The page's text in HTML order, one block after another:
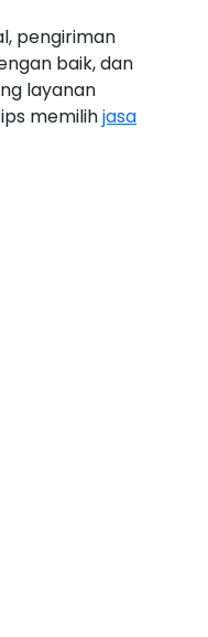
pengiriman
baik, dan
layanan
memilihjasa